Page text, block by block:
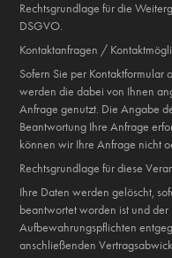
Rechtsgrundlage für die
DSGVO.
Kontaktanfragen /
Sofern Sie per Kontaktformular
werden die dabei von Ihnen
Anfrage genutzt. Die Angabe
Beantwortung Ihre Anfrage
können wir Ihre Anfrage nicht
Rechtsgrundlage für diese
Ihre Daten werden gelöscht,
beantwortet worden ist und
Aufbewahrungspflichten
anschließenden